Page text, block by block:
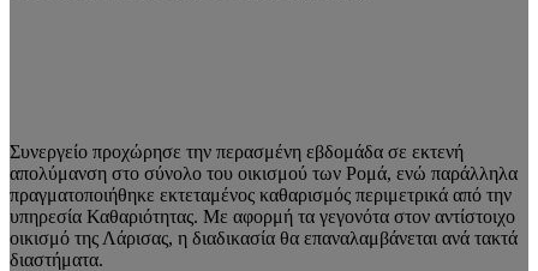
Συνεργείο προχώρησε την περασμένη εβδομάδα σε εκτενή
απολύμανση στο σύνολο του οικισμού των Ρομά, ενώ παράλληλα
πραγματοποιήθηκε εκτεταμένος καθαρισμός περιμετρικά από την
υπηρεσία Καθαριότητας. Με αφορμή τα γεγονότα στον αντίστοιχο
οικισμό της Λάρισας, η διαδικασία θα επαναλαμβάνεται ανά τακτά
διαστήματα.